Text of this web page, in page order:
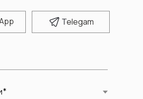
Telegam